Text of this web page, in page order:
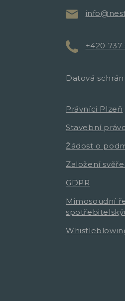
+420
Datová
Právníci Plzeň
Stavební
Žádost o
Založení
GDPR
Mimosoudní